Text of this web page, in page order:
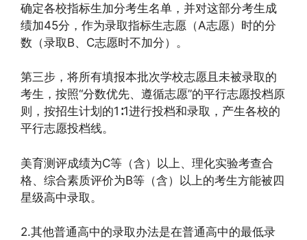
确定各校指标生加分考生名单，并对这部分考生成
绩加45分，作为录取指标生志愿（A志愿）时的分
数（录取B、C志愿时不加分）。
第三步，将所有填报本批次学校志愿且未被录取的
考生，按照“分数优先、遵循志愿”的平行志愿投档原
则，按招生计划的1∶1进行投档和录取，产生各校的
平行志愿投档线。
美育测评成绩为C等（含）以上、理化实验考查合
格、综合素质评价为B等（含）以上的考生方能被四
星级高中录取。
2.其他普通高中的录取办法是在普通高中的最低录